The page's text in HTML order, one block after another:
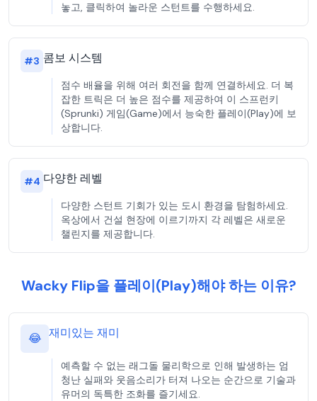
놓고, 클릭하여 놀라운 스턴트를 수행하세요.
#3 콤보 시스템
점수 배율을 위해 여러 회전을 함께 연결하세요. 더 복
잡한 트릭은 더 높은 점수를 제공하여 이 스프런키
(Sprunki) 게임(Game)에서 능숙한 플레이(Play)에 보
상합니다.
#4 다양한 레벨
다양한 스턴트 기회가 있는 도시 환경을 탐험하세요.
옥상에서 건설 현장에 이르기까지 각 레벨은 새로운
챌린지를 제공합니다.
Wacky Flip을 플레이(Play)해야 하는 이유?
😂 재미있는 재미
예측할 수 없는 래그돌 물리학으로 인해 발생하는 엄
청난 실패와 웃음소리가 터져 나오는 순간으로 기술과
유머의 독특한 조화를 즐기세요.